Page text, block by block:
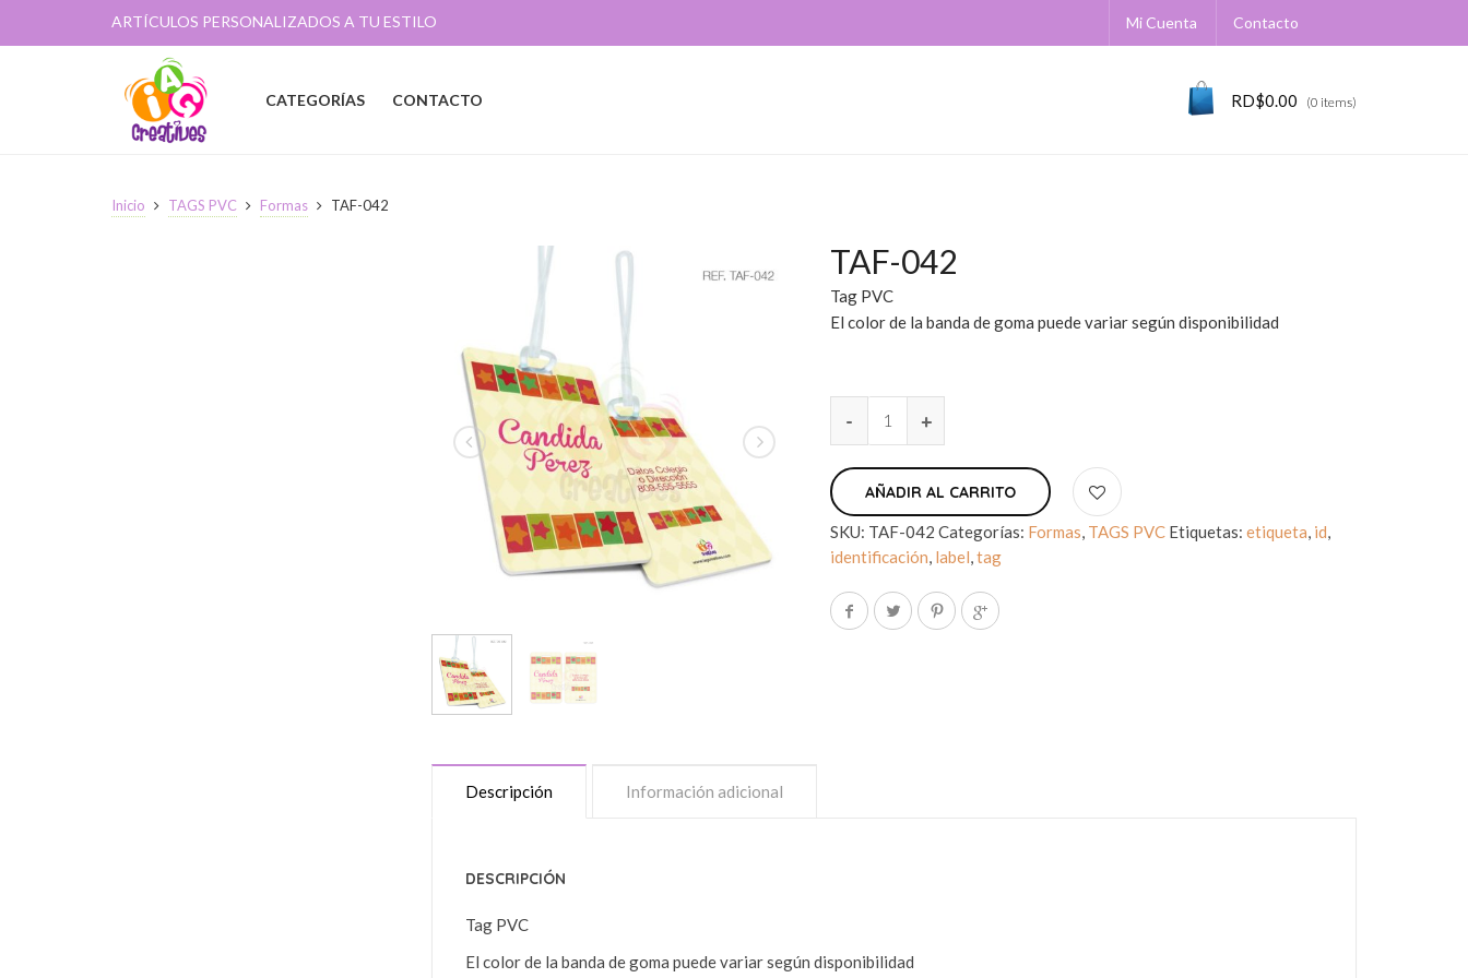
ARTÍCULOS PERSONALIZADOS A TU ESTILO Mi Cuenta Contacto
RD$0.00 (0 items)
CATEGORÍAS CONTACTO
Inicio TAGS PVC Formas TAF-042
TAF-042
Tag PVC
El color de la banda de goma puede variar según disponibilidad
AÑADIR AL CARRITO
SKU: TAF-042 Categorías: Formas, TAGS PVC Etiquetas:etiqueta, id,
identificación, label,tag
Descripción Información adicional
DESCRIPCIÓN
Tag PVC
El color de la banda de goma puede variar según disponibilidad